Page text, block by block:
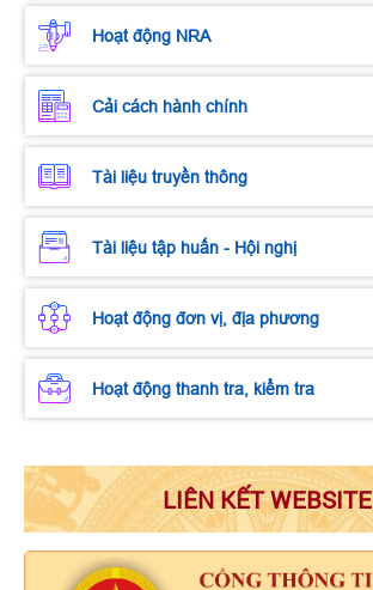
Hoạt động NRA
Cải cách hành chính
Tài liệu truyền thông
Tài liệu tập huấn - Hội nghị
Hoạt động đơn vị, địa phương
Hoạt động thanh tra, kiểm tra
LIÊN KẾT WEBSITE